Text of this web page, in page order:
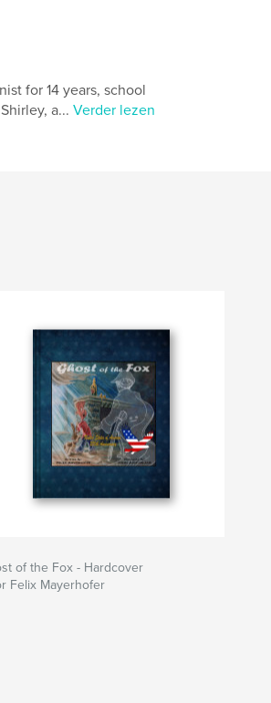
for 14 years, school
a... Verder lezen
of the Fox - Hardcover
Felix Mayerhofer